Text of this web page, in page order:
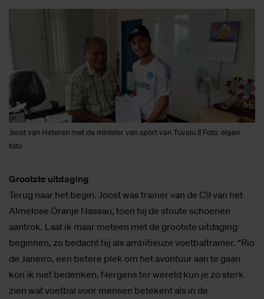
Joost van Heteren met de minister van sport van Tuvalu || Foto: eigen
foto
Grootste uitdaging
Terug naar het begin. Joost was trainer van de C9 van het
Almelose Oranje Nassau, toen hij de stoute schoenen
aantrok. Laat ik maar meteen met de grootste uitdaging
beginnen, zo bedacht hij als ambitieuze voetbaltrainer. “Rio
de Janeiro, een betere plek om het avontuur aan te gaan
kon ik niet bedenken. Nergens ter wereld kun je zo sterk
zien wat voetbal voor mensen betekent als in de